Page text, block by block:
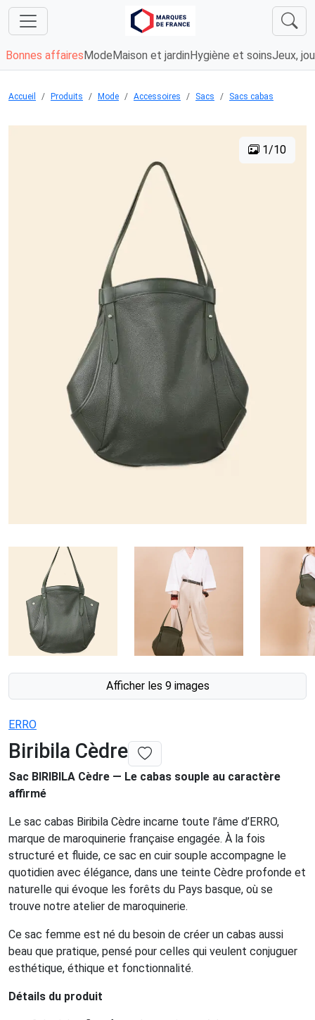
Bonnes affaires Mode Maison et jardin Hygiène et soinsJeux,
Accueil Produits Mode Accessoires Sacs Sacs cabas
1/10
Afficher les 9 images
ERRO
Biribila Cèdre
Sac BIRIBILA Cèdre — Le cabas souple au caractère
affirmé
Le sac cabas Biribila Cèdre incarne toute l’âme d’ERRO,
marque de maroquinerie française engagée. À la fois
structuré et fluide, ce sac en cuir souple accompagne le
quotidien avec élégance, dans une teinte Cèdre profonde et
naturelle qui évoque les forêts du Pays basque, où se
trouve notre atelier de maroquinerie.
Ce sac femme est né du besoin de créer un cabas aussi
beau que pratique, pensé pour celles qui veulent conjuguer
esthétique, éthique et fonctionnalité.
Détails du produit